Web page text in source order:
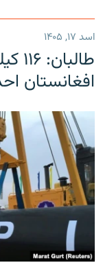
اسد ۱۷, ۱۴۰۵
افغانستان